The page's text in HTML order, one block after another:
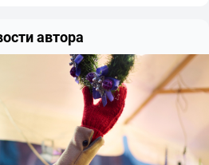
автора